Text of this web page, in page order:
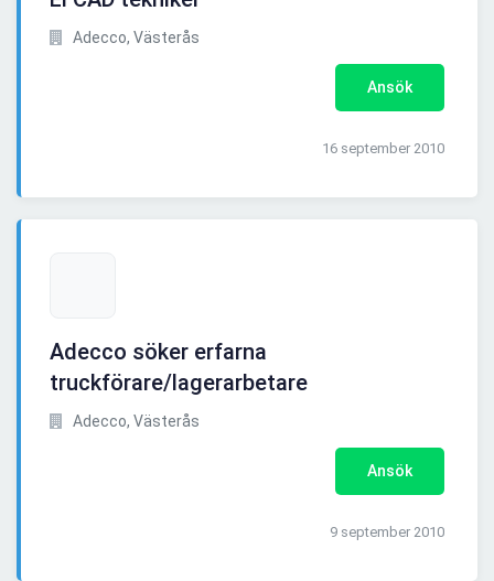
Adecco, Västerås
Ansök
16 september 2010
Adecco söker erfarna
truckförare/lagerarbetare
Adecco, Västerås
Ansök
9 september 2010